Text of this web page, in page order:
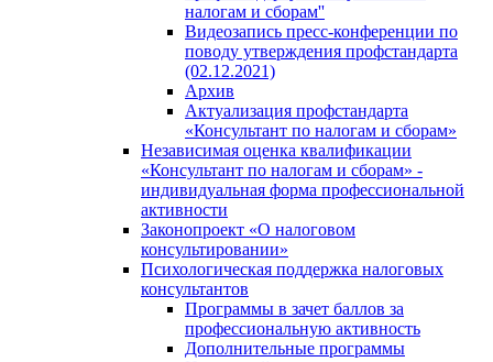
налогам и сборам''
Видеозапись пресс-конференции по
поводу утверждения профстандарта
(02.12.2021)
Архив
Актуализация профстандарта
«Консультант по налогам и сборам»
Независимая оценка квалификации
«Консультант по налогам и сборам» -
индивидуальная форма профессиональной
активности
Законопроект «О налоговом
консультировании»
Психологическая поддержка налоговых
консультантов
Программы в зачет баллов за
профессиональную активность
Дополнительные программы